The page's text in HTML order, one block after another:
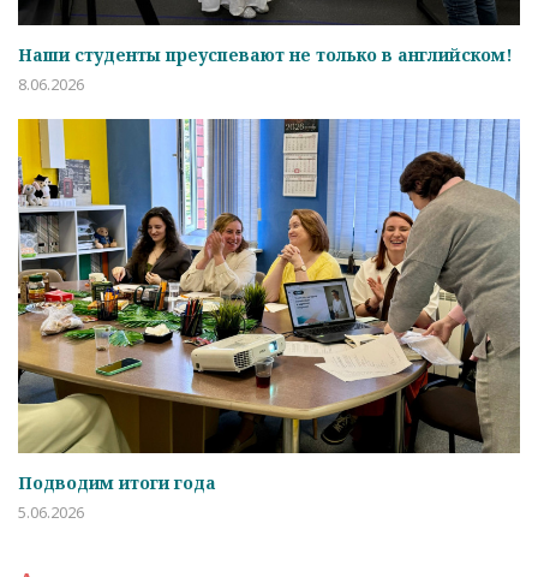
Наши студенты преуспевают не только в английском!
8.06.2026
Подводим итоги года
5.06.2026